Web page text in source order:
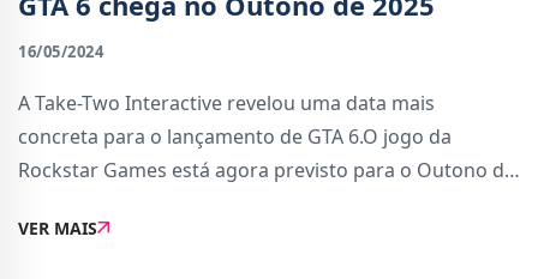
16/05/2024
A Take-Two Interactive revelou uma data mais
concreta para o lançamento de GTA 6.O jogo da
Rockstar Games está agora previsto para o Outono de
resultados financeiros. Apesar de rumores anteriores
VER MAIS